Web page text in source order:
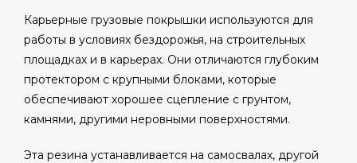
Карьерные грузовые покрышки используются для
работы в условиях бездорожья, на строительных
площадках и в карьерах. Они отличаются глубоким
протектором с крупными блоками, которые
обеспечивают хорошее сцепление с грунтом,
камнями, другими неровными поверхностями.
Эта резина устанавливается на самосвалах, другой